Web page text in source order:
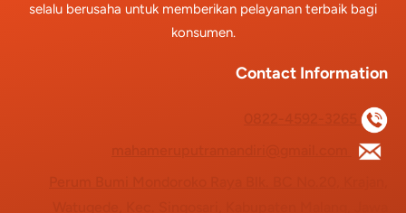
selalu berusaha untuk memberikan pelayanan terbaik bagi
konsumen.
Contact Information